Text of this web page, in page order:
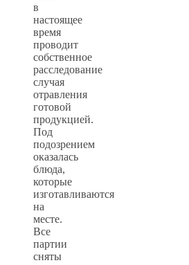
в
настоящее
время
проводит
собственное
расследование
случая
отравления
готовой
продукцией.
Под
подозрением
оказалась
блюда,
которые
изготавливаются
на
месте.
Все
партии
сняты